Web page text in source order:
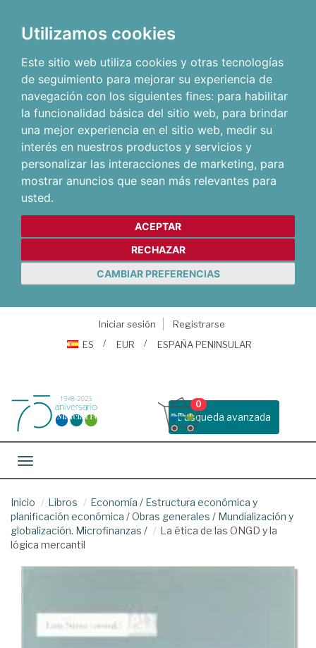
Utilizamos cookies
Este sitio web utiliza cookies y otras tecnologías
de seguimiento para mejorar su experiencia de
navegación con los siguientes fines: para habilitar
la funcionalidad básica del sitio web, para brindar
una mejor experiencia en el sitio web, medir su
interés en nuestros productos y servicios y
personalizar las interacciones de marketing, para
mostrar anuncios que sean más relevantes para
usted.
ACEPTAR
RECHAZAR
CAMBIAR PREFERENCIAS
Iniciar sesión
Registrarse
ES
EUR ESPAÑA PENINSULAR
Busqueda avanzada
0
Toggle navigation
Inicio Libros Economía / Estructura económica y
planificación económica /Obras generales / Mundialización y
globalización. Microfinanzas /
La ética de las ONGD y la
lógica mercantil